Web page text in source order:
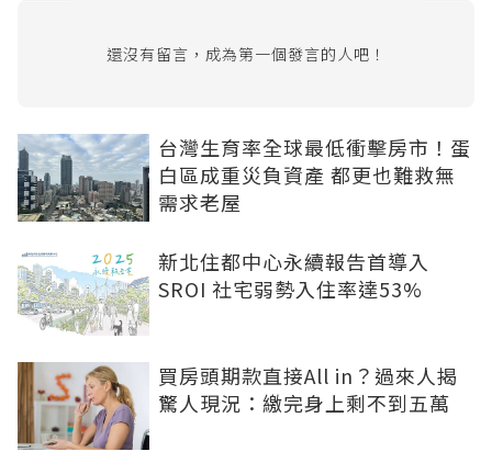
還沒有留言，成為第一個發言的人吧！
台灣生育率全球最低衝擊房市！蛋
白區成重災負資產 都更也難救無
需求老屋
新北住都中心永續報告首導入
SROI 社宅弱勢入住率達53%
買房頭期款直接All in？過來人揭
驚人現況：繳完身上剩不到五萬